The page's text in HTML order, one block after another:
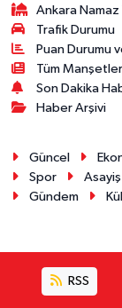
Ankara
Trafik Durumu
Puan Durumu
Tüm Manşetler
Son Dakika
Haber Arşivi
Güncel
Spor
Asayiş
Gündem
RSS